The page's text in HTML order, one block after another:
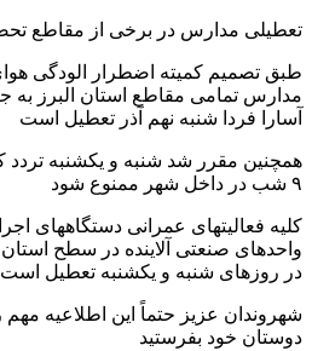
تعطیلی مدارس در برخی از مقاطع
طبق تصمیم کمیته اضطرار الودگی
مدارس تمامی مقاطع استان البرز
آسارا فردا شنبه نهم آذر تعطیل است
۹ شب در داخل شهر ممنوع شود
کلیه فعالیتهای عمرانی دستگاههای
واحدهای صنعتی آلاینده در سطح
در روزهای شنبه و یکشنبه تعطیل است
شهروندان عزیز حتماً این اطلاعیه مهم
دوستان خود بفرستید